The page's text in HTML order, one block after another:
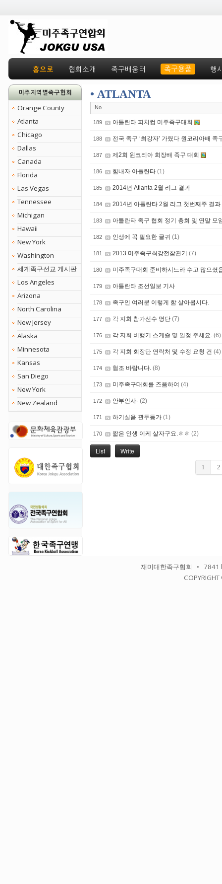
홈으로 협회소개 족구배움터 족구용품 행
미주지역별족구협회
Orange County
Atlanta
Chicago
Dallas
Canada
Florida
Las Vegas
Tennessee
Michigan
Hawaii
New York
Washington
세계족구선교 게시판
Los Angeles
Arizona
North Carolina
New Jersey
Alaska
Minnesota
Kansas
San Diego
New York
New Zealand
• ATLANTA
No
189 아틀란타 피치컵 미주족구대회
188 전국 족구 ‘최강자’ 가렸다 원코리아배 족
187 제2회 윈코리아 회장배 족구 대회
186 힘내자 아틀란타 (1)
185 2014년 Atlanta 2월 리그 결과
184 2014년 아틀란타 2월 리그 첫번째주 결과
183 아틀란타 족구 협회 정기 총회 및 연말 모
182 인생에 꼭 필요한 글귀 (1)
181 2013 미주족구최강전참관기 (7)
180 미주족구대회 준비하시느라 수고 많으셨
179 아틀란타 조선일보 기사
178 족구인 여러분 이렇게 함 살아봅시다.
177 각 지회 참가선수 명단 (7)
176 각 지회 비행기 스케쥴 및 일정 주세요. (6)
175 각 지회 회장단 연락처 및 수정 요청 건 (4)
174 협조 바랍니다. (8)
173 미주족구대회를 즈음하여 (4)
172 안부인사- (2)
171 하기실음 관두등가 (1)
170 짧은 인생 이케 살자구요.ㅎㅎ (2)
List Write
1 2
재미대한족구협회 •